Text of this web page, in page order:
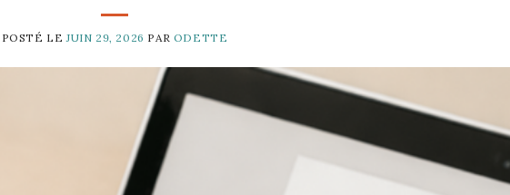
POSTÉ LEJUIN 29, 2026 PAR ODETTE